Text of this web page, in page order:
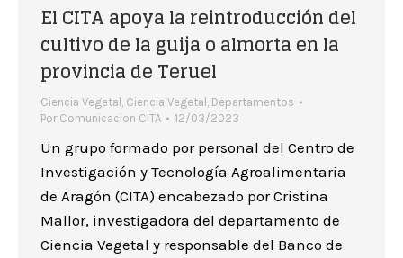
El CITA apoya la reintroducción del
cultivo de la guija o almorta en la
provincia de Teruel
Ciencia Vegetal Ciencia Vegetal Departamentos
Por Comunicacion CITA 12/03/2023
Un grupo formado por personal del Centro de
Investigación y Tecnología Agroalimentaria
de Aragón (CITA) encabezado por Cristina
Mallor, investigadora del departamento de
Ciencia Vegetal y responsable del Banco de